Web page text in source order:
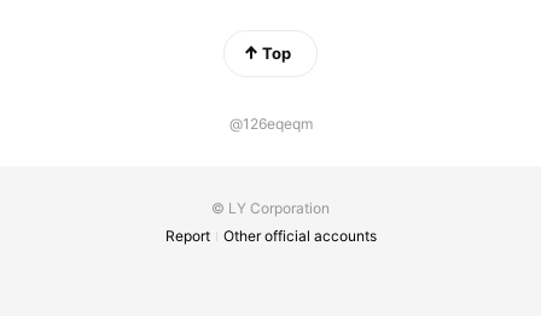
Top
@126eqeqm
© LY Corporation
Report
Other official accounts